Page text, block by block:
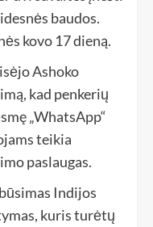
baudos.
kovo 17 dieną.
Ashoko
kad penkerių
„WhatsApp“
teikia
paslaugas.
Indijos
kuris turėtų